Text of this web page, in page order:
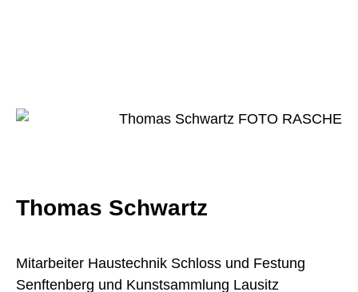
Thomas Schwartz
Mitarbeiter Haustechnik Schloss und Festung
Senftenberg und Kunstsammlung Lausitz